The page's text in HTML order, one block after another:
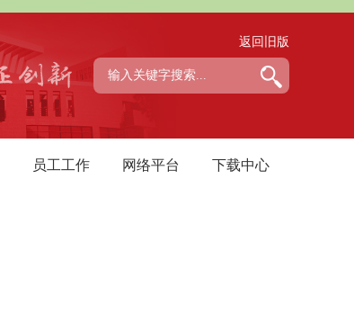
返回旧版
员工工作 网络平台 下载中心